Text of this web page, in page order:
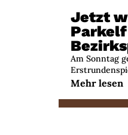
Jetzt
Am Sonntag
Mehr lesen